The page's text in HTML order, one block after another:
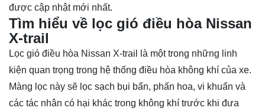
được cập nhật mới nhất.
Tìm hiểu về lọc gió điều hòa Nissan
X-trail
Lọc gió điều hòa Nissan X-trail
là một trong những linh
kiện quan trọng trong hệ thống điều hòa không khí của xe.
Màng lọc này sẽ lọc sạch bụi bẩn, phấn hoa, vi khuẩn và
các tác nhân có hại khác trong không khí trước khi đưa